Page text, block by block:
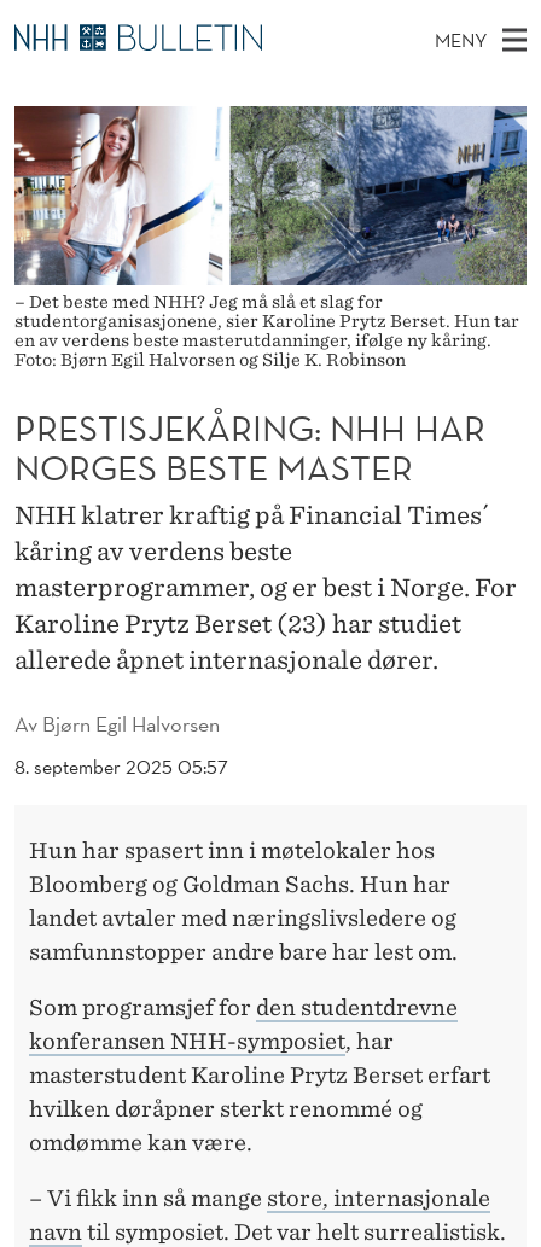
P
R
E
S
T
S
J
E
K
Å
R
N
G
N
H
MENY
O
V
E
D
M
E
N
Y
Ø
I
N
E
T
T
S
T
E
D
T
Stipendiater og nye forskerprofiler
Disputaser
Ekspertutvalg
Om Bulletin
– Det beste med NHH? Jeg må slå et slag for
studentorganisasjonene, sier Karoline Prytz Berset. Hun tar
en av verdens beste masterutdanninger, ifølge ny kåring.
Foto: Bjørn Egil Halvorsen og Silje K. Robinson
Av Bjørn Egil Halvorsen
8. september 2025 05:57
PRESTISJEKÅRING: NHH HAR
NORGES BESTE MASTER
NHH klatrer kraftig på Financial Times´
kåring av verdens beste
masterprogrammer, og er best i Norge. For
Karoline Prytz Berset (23) har studiet
allerede åpnet internasjonale dører.
Hun har spasert inn i møtelokaler hos
Bloomberg og Goldman Sachs. Hun har
landet avtaler med næringslivsledere og
samfunnstopper andre bare har lest om.
Som programsjef for den studentdrevne
konferansen NHH-symposiet, har
masterstudent Karoline Prytz Berset erfart
hvilken døråpner sterkt renommé og
omdømme kan være.
– Vi fikk inn så mange store, internasjonale
navntil symposiet. Det var helt surrealistisk.